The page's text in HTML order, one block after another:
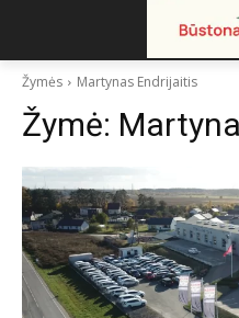
Žymės Martynas Endrijaitis
Žymė: